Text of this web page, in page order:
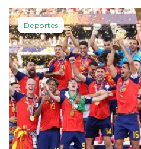
Deportes